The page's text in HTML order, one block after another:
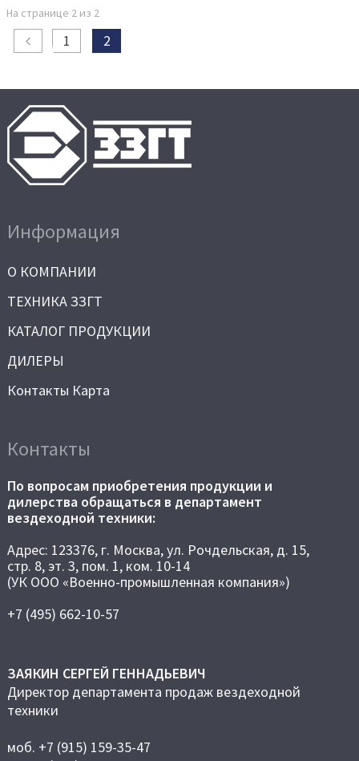
На странице 2 из 2
1 2
Информация
О КОМПАНИИ
ТЕХНИКА ЗЗГТ
КАТАЛОГ ПРОДУКЦИИ
ДИЛЕРЫ
Контакты Карта
Контакты
По вопросам приобретения продукции и
дилерства обращаться в департамент
вездеходной техники:
Адрес: 123376, г. Москва, ул. Рочдельская, д. 15,
стр. 8, эт. 3, пом. 1, ком. 10-14
(УК ООО «Военно-промышленная компания»)
+7 (495) 662-10-57
ЗАЯКИН СЕРГЕЙ ГЕННАДЬЕВИЧ
Директор департамента продаж вездеходной
техники
моб. +7 (915) 159-35-47